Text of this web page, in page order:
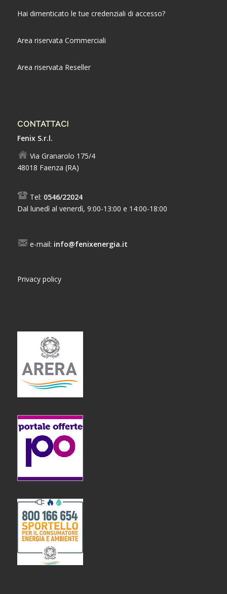
Hai dimenticato le tue credenziali di accesso?
Area riservata Commerciali
Area riservata Reseller
CONTATTACI
Fenix S.r.l.
Via Granarolo 175/4
48018 Faenza (RA)
Tel: 0546/22024
Dal lunedì al venerdì, 9:00-13:00 e 14:00-18:00
e-mail: info@fenixenergia.it
Privacy policy